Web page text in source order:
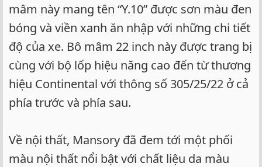
mâm này mang tên “Y.10” được sơn màu đen
bóng và viền xanh ăn nhập với những chi tiết
độ của xe. Bô mâm 22 inch này được trang bị
cùng với bộ lốp hiệu năng cao đến từ thương
hiệu Continental với thông số 305/25/22 ở cả
phía trước và phía sau.
Về nội thất, Mansory đã đem tới một phối
màu nội thất nổi bật với chất liệu da màu